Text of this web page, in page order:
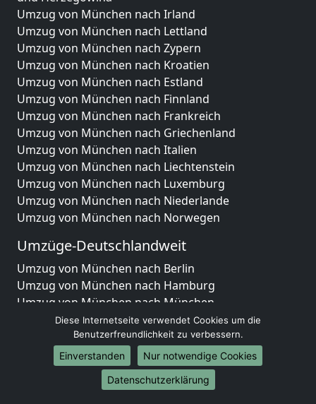
Umzug von München nach Irland
Umzug von München nach Lettland
Umzug von München nach Zypern
Umzug von München nach Kroatien
Umzug von München nach Estland
Umzug von München nach Finnland
Umzug von München nach Frankreich
Umzug von München nach Griechenland
Umzug von München nach Italien
Umzug von München nach Liechtenstein
Umzug von München nach Luxemburg
Umzug von München nach Niederlande
Umzug von München nach Norwegen
Umzüge-Deutschlandweit
Umzug von München nach Berlin
Umzug von München nach Hamburg
Umzug von München nach München
Umzug von München nach Köln
Umzug von München nach Frankfurt am Main
Umzug von München nach Stuttgart
Umzug von München nach Düsseldorf
Umzug von München nach Leipzig
Diese Internetseite verwendet Cookies um die
Benutzerfreundlichkeit zu verbessern.
Einverstanden
Nur notwendige Cookies
Datenschutzerklärung